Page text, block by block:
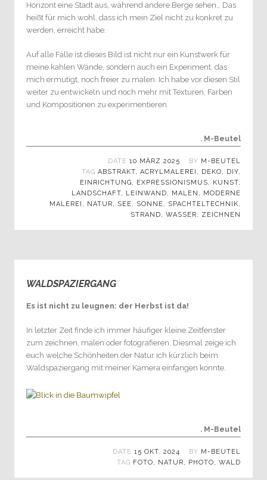
Horizont eine Stadt aus, während andere Berge sehen… Das
heißt für mich wohl, dass ich mein Ziel nicht zu konkret zu
werden, erreicht habe.
Auf alle Fälle ist dieses Bild ist nicht nur ein Kunstwerk für
meine kahlen Wände, sondern auch ein Experiment, das
mich ermutigt, noch freier zu malen. Ich habe vor diesen Stil
weiter zu entwickeln und noch mehr mit Texturen, Farben
und Kompositionen zu experimentieren.
. M-Beutel
DATE 10 MÄRZ 2025 BY M-BEUTEL
TAG ABSTRAKT, ACRYLMALEREI , DEKO, DIY,
EINRICHTUNG, EXPRESSIONISMUS, KUNST,
LANDSCHAFT, LEINWAND, MALEN , MODERNE
MALEREI , NATUR, SEE, SONNE, SPACHTELTECHNIK,
STRAND, WASSER, ZEICHNEN
WALDSPAZIERGANG
Es ist nicht zu leugnen: der Herbst ist da!
In letzter Zeit finde ich immer häufiger kleine Zeitfenster
zum zeichnen, malen oder fotografieren. Diesmal zeige ich
euch welche Schönheiten der Natur ich kürzlich beim
Waldspaziergang mit meiner Kamera einfangen konnte.
. M-Beutel
DATE 15 OKT. 2024 BY M-BEUTEL
TAG FOTO, NATUR, PHOTO, WALD